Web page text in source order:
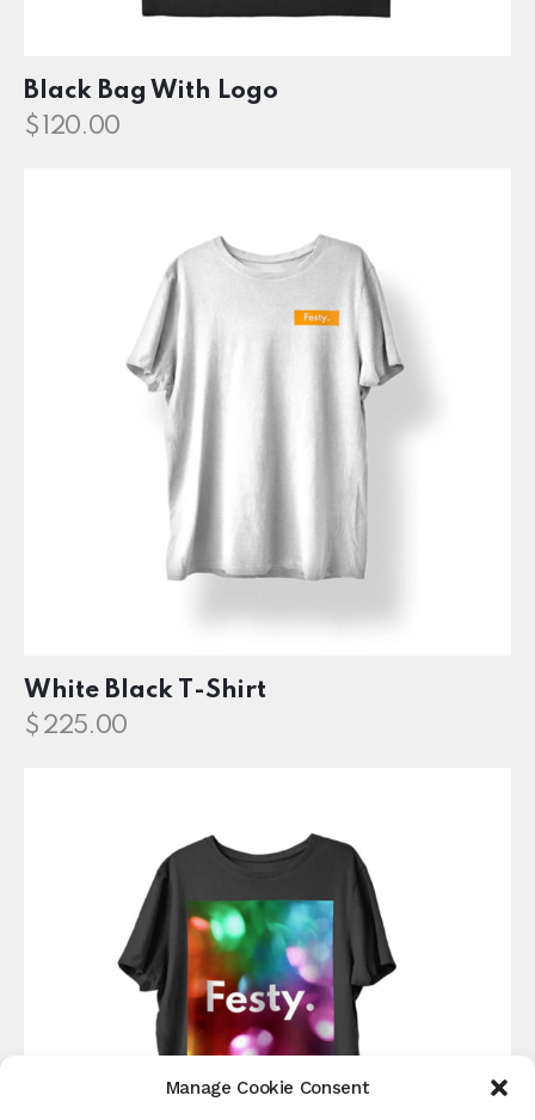
Manage Cookie Consent
Black Bag With Logo
$ 120.00
White Black T-Shirt
$ 225.00